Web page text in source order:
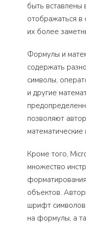
быть вставлены
отображаться в
их более
Формулы и
содержать
символы,
и другие
позволяют
Кроме того,
множество
объектов.
шрифт
на формулы, а